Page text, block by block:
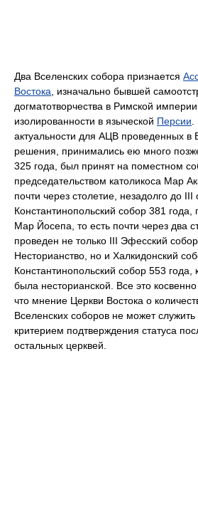
Два Вселенских собора признается
Востока , изначально бывшей
догматотворчества в Римской
изолированности в языческой Персии
актуальности для АЦВ проведенных в
решения, принимались ею много
325 года, был принят на поместном
председательством католикоса Мар
почти через столетие, незадолго до
Константинопольский собор 381 года,
Мар Йосепа, то есть почти через два
проведен не только III Эфесский
Несторианство, но и Халкидонский
Константинопольский собор 553
была несторианской. Все это косвенно
что мнение Церкви Востока о
Вселенских соборов не может
критерием подтверждения статуса
остальных церквей.